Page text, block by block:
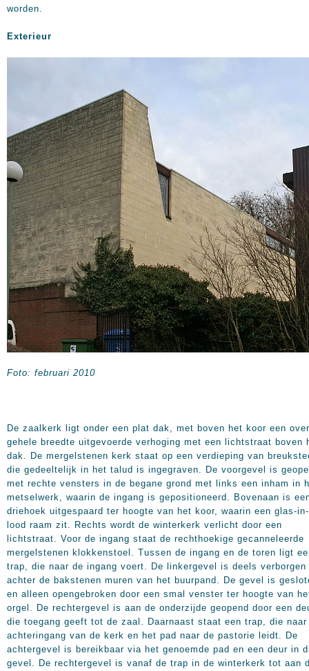
worden.
Exterieur
Foto: februari 2010
De zaalkerk ligt onder een plat dak, met boven het koor een
gehele breedte uitgevoerde verhoging met een lichtstraat boven
dak. De mergelstenen kerk staat op een verdieping van
die gedeeltelijk in het talud is ingegraven. De voorgevel is
met rechte vensters in de begane grond met links een inham in
metselwerk, waarin de ingang is gepositioneerd. Bovenaan is
driehoek uitgespaard ter hoogte van het koor, waarin een glas-in-
lood raam zit. Rechts wordt de winterkerk verlicht door een
lichtstraat. Voor de ingang staat de rechthoekige gecanneleerde
mergelstenen klokkenstoel. Tussen de ingang en de toren ligt
trap, die naar de ingang voert. De linkergevel is deels verborgen
achter de bakstenen muren van het buurpand. De gevel is
en alleen opengebroken door een smal venster ter hoogte van
orgel. De rechtergevel is aan de onderzijde geopend door een
die toegang geeft tot de zaal. Daarnaast staat een trap, die naar
achteringang van de kerk en het pad naar de pastorie leidt. De
achtergevel is bereikbaar via het genoemde pad en een deur in
gevel. De rechtergevel is vanaf de trap in de winterkerk tot aan